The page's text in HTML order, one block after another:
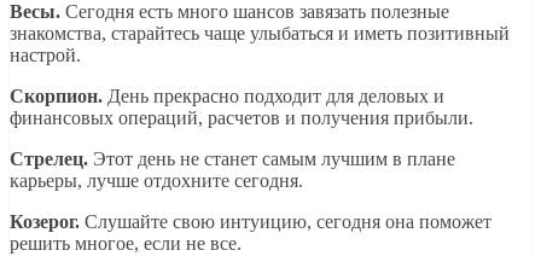
Весы. Сегодня есть много шансов завязать полезные
знакомства, старайтесь чаще улыбаться и иметь позитивный
настрой.
Скорпион. День прекрасно подходит для деловых и
финансовых операций, расчетов и получения прибыли.
Стрелец. Этот день не станет самым лучшим в плане
карьеры, лучше отдохните сегодня.
Козерог. Слушайте свою интуицию, сегодня она поможет
решить многое, если не все.